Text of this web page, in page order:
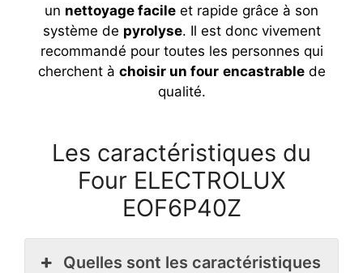
un nettoyage facile et rapide grâce à son
système de pyrolyse. Il est donc vivement
recommandé pour toutes les personnes qui
cherchent à choisir un four encastrablede
qualité.
Les caractéristiques du
Four ELECTROLUX
EOF6P40Z
Quelles sont les caractéristiques